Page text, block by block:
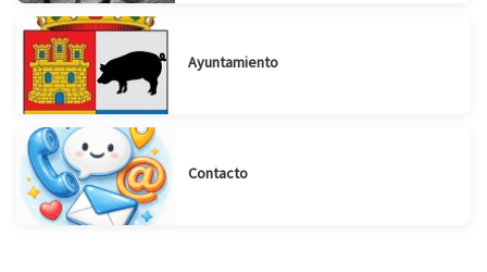
Ayuntamiento
Contacto